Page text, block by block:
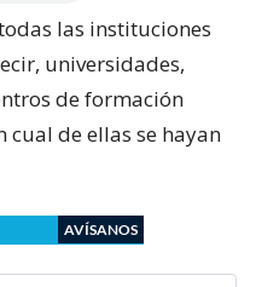
las instituciones
universidades,
de formación
cual de ellas se hayan
AVÍSANOS